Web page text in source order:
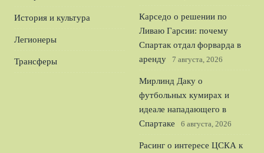
История и культура
Легионеры
Трансферы
Карседо о решении по
Ливаю Гарсии: почему
Спартак отдал форварда в
аренду
7 августа, 2026
Мирлинд Даку о
футбольных кумирах и
идеале нападающего в
Спартаке
6 августа, 2026
Расинг о интересе ЦСКА к